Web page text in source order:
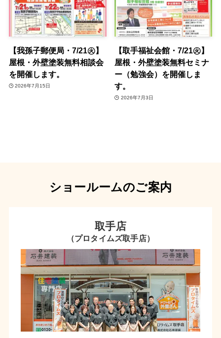
【我孫子郵便局・7/21㊋】
屋根・外壁塗装無料相談会
を開催します。
2026年7月15日
【取手福祉会館・7/21㊋】
屋根・外壁塗装無料セミナ
ー（勉強会）を開催しま
す。
2026年7月3日
ショールームのご案内
取手店
（プロタイムズ取手店）